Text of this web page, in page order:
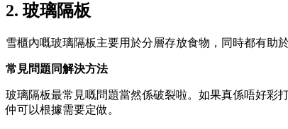
2. 玻璃隔板
雪櫃內嘅玻璃隔板主要用於分層存放食物，同時都有助
常見問題同解決方法
玻璃隔板最常見嘅問題當然係破裂啦。如果真係唔好彩
仲可以根據需要定做。